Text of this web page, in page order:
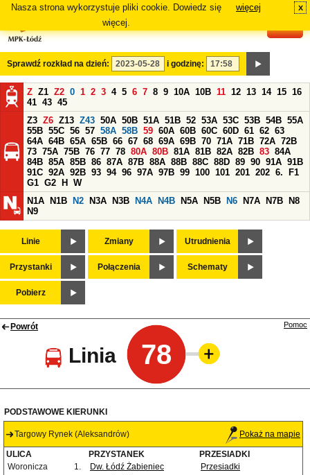
Nasza strona wykorzystuje pliki cookie. Dowiedz się
więcej.
więcej x
Sprawdź rozkład na dzień: i godzinę:
Z Z1 Z2 0 1 2 3 4 5 6 7 8 9 10A 10B 11 12 13 14 15 16
41 43 45
Z3 Z6 Z13 Z43 50A 50B 51A 51B 52 53A 53C 53B 54B 55A
55B 55C 56 57 58A 58B 59 60A 60B 60C 60D 61 62 63
64A 64B 65A 65B 66 67 68 69A 69B 70 71A 71B 72A 72B
73 75A 75B 76 77 78 80A 80B 81A 81B 82A 82B 83 84A
84B 85A 85B 86 87A 87B 88A 88B 88C 88D 89 90 91A 91B
91C 92A 92B 93 94 96 97A 97B 99 100 101 201 202 6.
F1
G1 G2 H
W
N1A
N1B N2 N3A N3B N4A N4B N5A N5B N6 N7A N7B
N8
N9
Linie Zmiany Utrudnienia
Przystanki Połączenia Schematy
Pobierz
Powrót
Linia 78
Pomoc
PODSTAWOWE KIERUNKI
Targowy Rynek (Aleksandrów) Pokaż na mapie
ULICA PRZYSTANEK
PRZESIADKI
Woronicza
1. Dw. Łódź Żabieniec
Przesiadki